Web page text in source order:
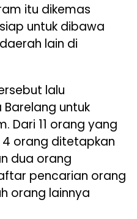
itu dikemas
untuk dibawa
lain di
lalu
Barelang untuk
Dari 11 orang yang
orang ditetapkan
dua orang
pencarian orang
orang lainnya